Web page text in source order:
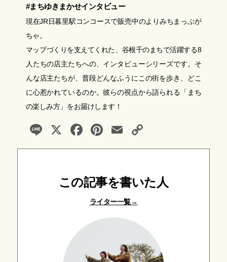
#まちゆきまかせインタビュー
現在JR日暮里駅コンコースで販売中のよりみちまっぷが
ちゃ。
マップづくりを支えてくれた、谷根千のまちで活躍する8
人たちの店主たちへの、インタビューシリーズです。そ
んな店主たちが、普段どんなふうにこの街を歩き、どこ
に心惹かれているのか。彼らの視点から語られる「まち
の楽しみ方」をお届けします！
Li
n
X
F
a
e
b
o
o
Pi
nt
e
st
E
m o
y
Li
k
この記事を書いた人
ライター一覧